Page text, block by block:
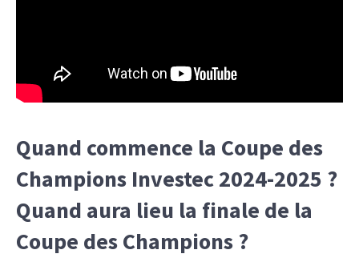
Quand commence la Coupe des
Champions Investec 2024-2025 ?
Quand aura lieu la finale de la
Coupe des Champions ?